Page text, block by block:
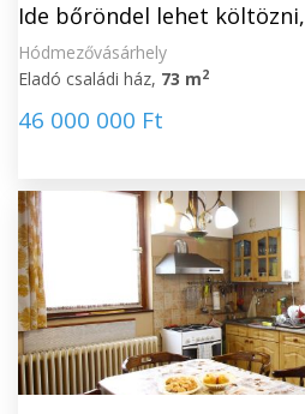
Ide bőröndel lehet
Hódmezővásárhely
Eladó családi ház, 73 m2
46 000 000 Ft